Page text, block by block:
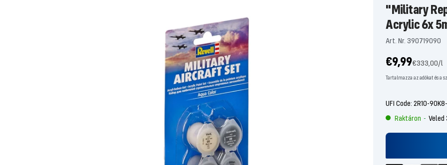
"Military
Acrylic 6x
Art. Nr. 390719090
Ajánlati
ár
€9,99€333,00/l
Tartalmazza az adókat és a
UFI Code: 2R10-
Raktáron - Veled